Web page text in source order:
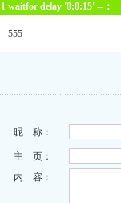
1 waitfor delay '0:0:15' --：
555
昵 称：
主 页：
内 容：